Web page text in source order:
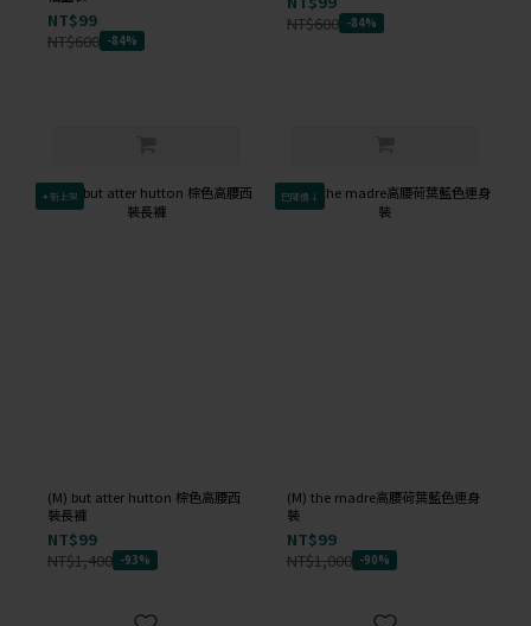
NT$99
NT$600 -84%
NT$600 -84%
✦新上架
(M) but atter hutton 棕色高腰西
裝長褲
NT$99
NT$1,400 -93%
已降價↓
(M) the madre高腰荷葉藍色連身
裝
NT$99
NT$1,000 -90%